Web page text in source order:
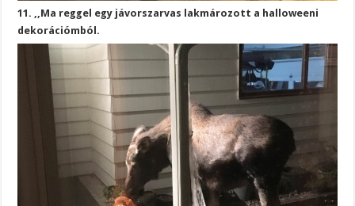
11. ,,Ma reggel egy jávorszarvas lakmározott a halloweeni
dekorációmból.